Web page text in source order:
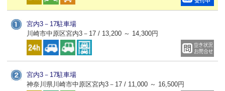
宮内3－17駐車場
川崎市中原区宮内3－17 / 13,200 ～ 14,300円
宮内3－17駐車場
神奈川県川崎市中原区宮内3－17 / 11,000 ～ 16,500円